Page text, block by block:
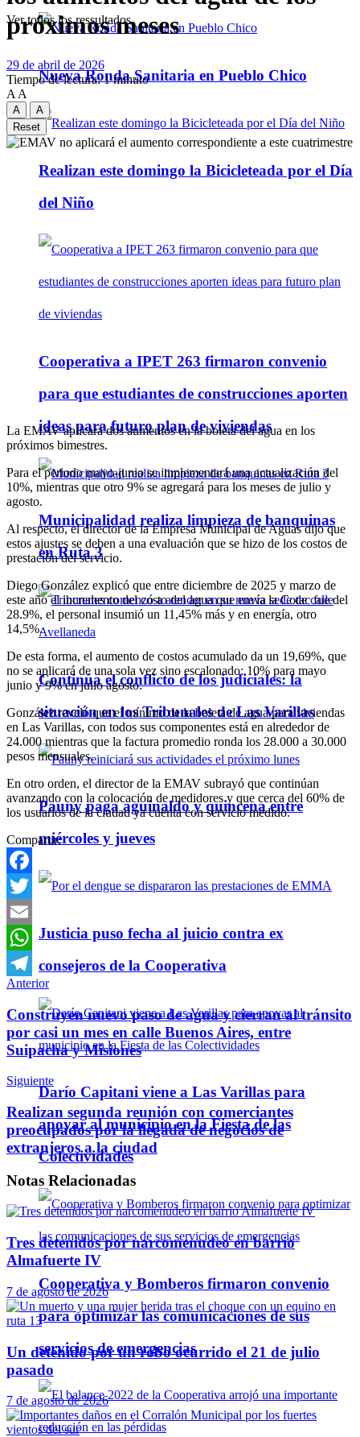
Nueva Ronda Sanitaria en Pueblo Chico
Realizan este domingo la Bicicleteada por el Día
del Niño
Cooperativa a IPET 263 firmaron convenio
para que estudiantes de construcciones aporten
ideas para futuro plan de viviendas
Municipalidad realiza limpieza de banquinas
en Ruta 3
Continúa el conflicto de los judiciales: la
situación en los Tribunales de Las Varillas
Pauny paga aguinaldo y quincena entre
miércoles y jueves
Justicia puso fecha al juicio contra ex
consejeros de la Cooperativa
Darío Capitani viene a Las Varillas para
apoyar al municipio en la Fiesta de las
Colectividades
Cooperativa y Bomberos firmaron convenio
para optimizar las comunicaciones de sus
servicios de emergencias
Ver todos los ressultados
próximos meses
29 de abril de 2026
Tiempo de lectura: 1 minuto
A A
A
A
Reset
La EMAV aplicará dos aumentos en la boleta del agua en los
próximos bimestres.
Para el periodo mayo-junio se implementará una actualización del
10%, mientras que otro 9% se agregará para los meses de julio y
agosto.
Al respecto, el director de la Empresa Municipal de Aguas dijo que
estos ajustes se deben a una evaluación que se hizo de los costos de
prestación del servicio.
Diego González explicó que entre diciembre de 2025 y marzo de
este año el incremento del costo del agua que envía la Cotac fue del
28.9%, el personal insumió un 11,45% más y en energía, otro
14,5%.
De esta forma, el aumento de costos acumulado da un 19,69%, que
no se aplicará de una sola vez sino escalonado: 10% para mayo
junio y 9% en julio agosto.
González reveló que el mínimo de la boleta de agua para viviendas
en Las Varillas, con todos sus componentes está en alrededor de
24.000 mientras que la factura promedio ronda los 28.000 a 30.000
pesos mensuales.
En otro orden, el director de la EMAV subrayó que continúan
avanzando con la colocación de medidores y que cerca del 60% de
los usuarios de la ciudad ya cuenta con servicio medido.
Compartir:
Facebook
Twitter
Email
WhatsApp
Telegram
Anterior
Construyen nuevo paso de agua y cierran al tránsito
por casi un mes en calle Buenos Aires, entre
Suipacha y Misiones
Siguiente
Realizan segunda reunión con comerciantes
preocupados por la llegada de negocios de
extranjeros a la ciudad
Notas Relacionadas
Tres detenidos por narcomenudeo en barrio
Almafuerte IV
7 de agosto de 2026
Un detenido por un robo ocurrido el 21 de julio
pasado
7 de agosto de 2026